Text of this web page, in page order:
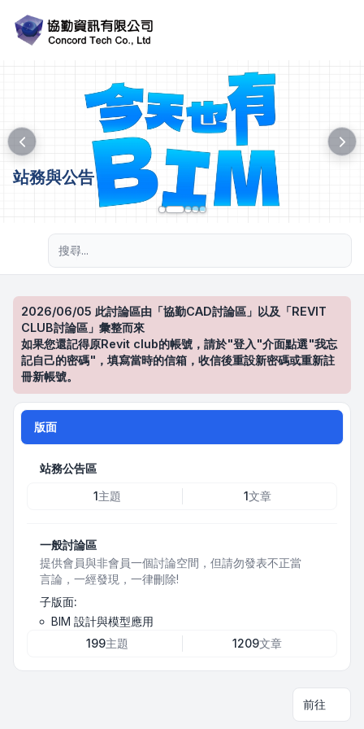
站務與公告
2026/06/05 此討論區由「協勤CAD討論區」以及「REVIT
CLUB討論區」彙整而來
如果您還記得原Revit club的帳號，請於"登入"介面點選"我忘
記自己的密碼"，填寫當時的信箱，收信後重設新密碼或重新註
冊新帳號。
版面
站務公告區
1主題 1文章
一般討論區
提供會員與非會員一個討論空間，但請勿發表不正當
言論，一經發現，一律刪除!
子版面:
BIM 設計與模型應用
199主題 1209文章
前往